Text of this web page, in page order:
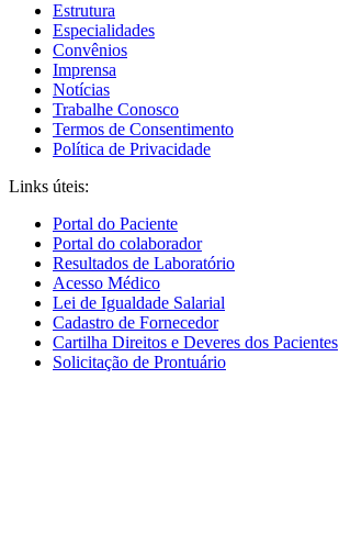
Estrutura
Especialidades
Convênios
Imprensa
Notícias
Trabalhe Conosco
Termos de Consentimento
Política de Privacidade
Links úteis:
Portal do Paciente
Portal do colaborador
Resultados de Laboratório
Acesso Médico
Lei de Igualdade Salarial
Cadastro de Fornecedor
Cartilha Direitos e Deveres dos Pacientes
Solicitação de Prontuário